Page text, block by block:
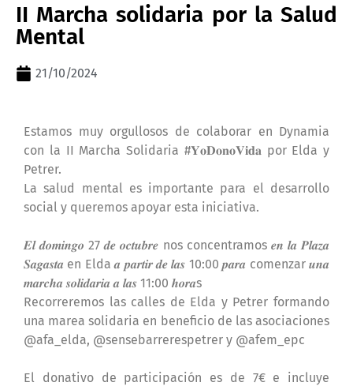
II Marcha solidaria por la Salud
Mental
21/10/2024
Estamos muy orgullosos de colaborar en Dynamia
con la II Marcha Solidaria #𝐘𝐨𝐃𝐨𝐧𝐨𝐕𝐢𝐝𝐚 por Elda y
Petrer.
La salud mental es importante para el desarrollo
social y queremos apoyar esta iniciativa.
𝑬𝒍 𝒅𝒐𝒎𝒊𝒏𝒈𝒐 27 𝒅𝒆 𝒐𝒄𝒕𝒖𝒃𝒓𝒆 nos concentramos 𝒆𝒏 𝒍𝒂 𝑷𝒍𝒂𝒛𝒂
𝑺𝒂𝒈𝒂𝒔𝒕𝒂 en Elda 𝒂 𝒑𝒂𝒓𝒕𝒊𝒓 𝒅𝒆 𝒍𝒂𝒔 10:00 𝒑𝒂𝒓𝒂 comenzar 𝒖𝒏𝒂
𝒎𝒂𝒓𝒄𝒉𝒂 𝒔𝒐𝒍𝒊𝒅𝒂𝒓𝒊𝒂 𝒂 𝒍𝒂𝒔 11:00 𝒉𝒐𝒓𝒂s
Recorreremos las calles de Elda y Petrer formando
una marea solidaria en beneficio de las asociaciones
@afa_elda, @sensebarrerespetrer y @afem_epc
El donativo de participación es de 7€ e incluye